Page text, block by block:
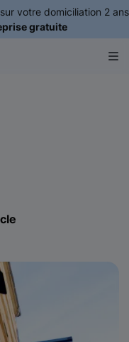
sur votre domiciliation 2 ans
gratuite